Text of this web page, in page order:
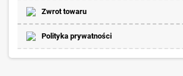
Zwrot towaru
Polityka prywatności